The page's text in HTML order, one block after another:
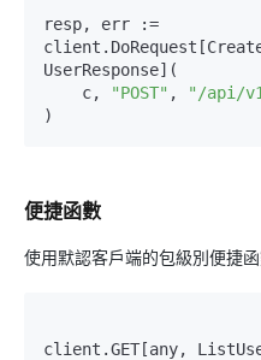
resp, err :=
UserResponse](
    c,
"POST" , "/api/
便捷函數
使用默認客戶端的包級別便捷函
client.GET[any,